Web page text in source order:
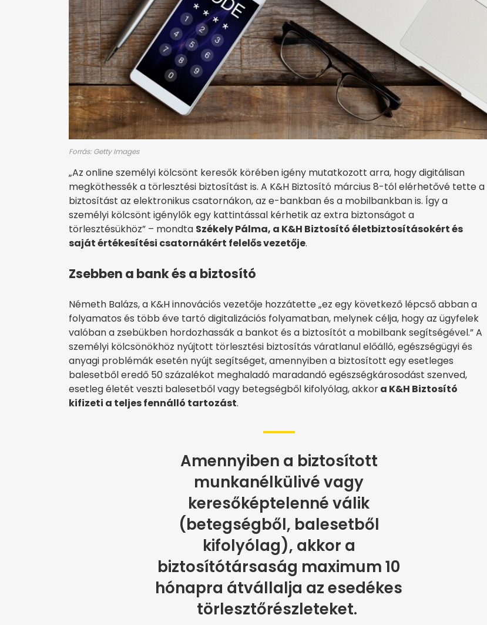
Forrás: Getty Images
„Az online személyi kölcsönt keresők körében igény mutatkozott arra, hogy digitálisan
megköthessék a törlesztési biztosítást is. A K&H Biztosító március 8-tól elérhetővé tette a
biztosítást az elektronikus csatornákon, az e-bankban és a mobilbankban is. Így a
személyi kölcsönt igénylők egy kattintással kérhetik az extra biztonságot a
törlesztésükhöz” – mondta Székely Pálma, a K&H Biztosító életbiztosításokért és
saját értékesítési csatornákért felelős vezetője.
Zsebben a bank és a biztosító
Németh Balázs, a K&H innovációs vezetője hozzátette „ez egy következő lépcső abban a
folyamatos és több éve tartó digitalizációs folyamatban, melynek célja, hogy az ügyfelek
valóban a zsebükben hordozhassák a bankot és a biztosítót a mobilbank segítségével.” A
személyi kölcsönökhöz nyújtott törlesztési biztosítás váratlanul előálló, egészségügyi és
anyagi problémák esetén nyújt segítséget, amennyiben a biztosított egy esetleges
balesetből eredő 50 százalékot meghaladó maradandó egészségkárosodást szenved,
esetleg életét veszti balesetből vagy betegségből kifolyólag, akkora K&H Biztosító
kifizeti a teljes fennálló tartozást.
Amennyiben a biztosított
munkanélkülivé vagy
keresőképtelenné válik
(betegségből, balesetből
kifolyólag), akkor a
biztosítótársaság maximum 10
hónapra átvállalja az esedékes
törlesztőrészleteket.